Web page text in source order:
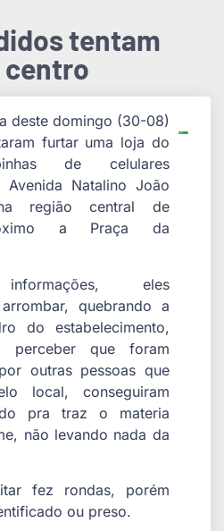
tentam
deste domingo (30-08)
furtar uma loja do
de celulares
Avenida Natalino João
na região central de
a Praça da
eles
quebrando a
do estabelecimento,
que foram
outras pessoas que
local, conseguiram
pra traz o materia
não levando nada da
fez rondas, porém
ou preso.